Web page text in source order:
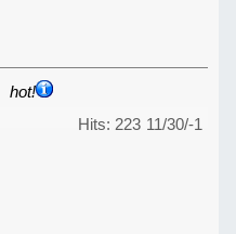
hot!
11/30/-1
Hits: 223